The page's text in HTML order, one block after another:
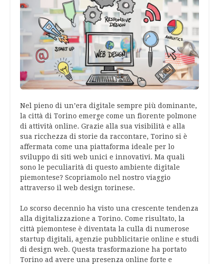
Nel pieno di un’era digitale sempre più dominante,
la città di Torino emerge come un fiorente polmone
di attività online. Grazie alla sua visibilità e alla
sua ricchezza di storie da raccontare, Torino si è
affermata come una piattaforma ideale per lo
sviluppo di siti web unici e innovativi. Ma quali
sono le peculiarità di questo ambiente digitale
piemontese? Scopriamolo nel nostro viaggio
attraverso il web design torinese.
Lo scorso decennio ha visto una crescente tendenza
alla digitalizzazione a Torino. Come risultato, la
città piemontese è diventata la culla di numerose
startup digitali, agenzie pubblicitarie online e studi
di design web. Questa trasformazione ha portato
Torino ad avere una presenza online forte e